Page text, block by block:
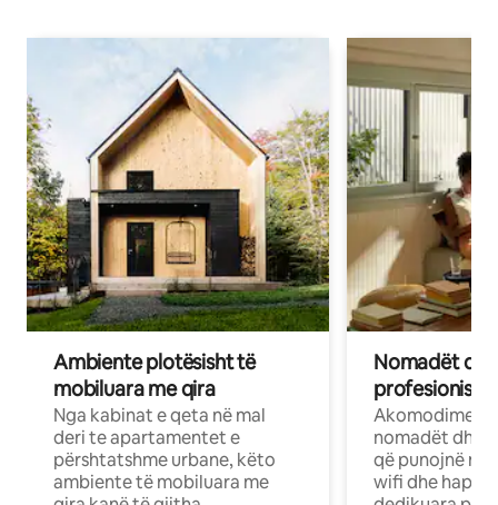
Ambiente plotësisht të
mobiluara me qira
Nga kabinat e qeta në mal
deri te apartamentet e
përshtatshme urbane, këto
ambiente të mobiluara me
Nomadët
Akomodime
nomadët dhe
që punojnë në
wifi dhe